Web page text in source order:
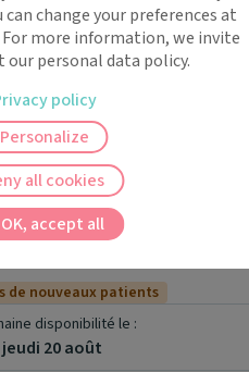
Dim.
09/08
de nouveaux patients
disponibilité le :
jeudi 20 août
change your preferences at
more information, we invite
our personal data policy.
OK, accept all
all cookies
Personalize
policy